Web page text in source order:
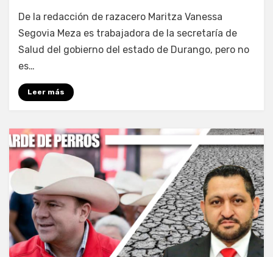
por Fernando Miranda Servín
De la redacción de razacero Maritza Vanessa
Segovia Meza es trabajadora de la secretaría de
Salud del gobierno del estado de Durango, pero no
es…
Leer más